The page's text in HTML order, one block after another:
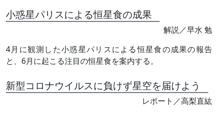
小惑星パリスによる恒星食の成果
解説／早水 勉
4月に観測した小惑星パリスによる恒星食の成果の報告
と、6月に起こる注目の恒星食を案内する。
新型コロナウイルスに負けず星空を届けよう
レポート／高梨直紘